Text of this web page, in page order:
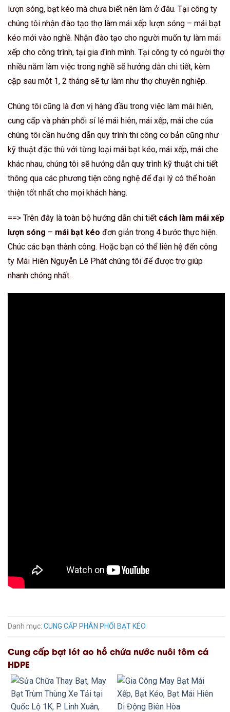
lượn sóng, bạt kéo mà chưa biết nên làm ở đâu. Tại công ty
chúng tôi nhận đào tạo thợ làm mái xếp lượn sóng – mái bạt
kéo mới vào nghề. Nhận đào tạo cho người muốn tự làm mái
xếp cho công trình, tại gia đình mình. Tại công ty có người thợ
nhiều năm làm việc trong nghề sẽ hướng dẫn chi tiết, kèm
cặp sau một 1, 2 tháng sẽ tự làm như thợ chuyên nghiệp.
Chúng tôi cũng là đơn vị hàng đầu trong việc làm mái hiên,
cung cấp và phân phối sỉ lẻ mái hiên, mái xếp, mái che của
chúng tôi cần hướng dẫn quy trình thi công cơ bản cũng như
kỹ thuật đặc thù với từng loại mái bạt kéo, mái xếp, mái che
khác nhau, chúng tôi sẽ hướng dẫn quy trình kỹ thuật chi tiết
thông qua các phương tiện công nghệ để đại lý có thể hoàn
thiện tốt nhất cho mọi khách hàng.
==> Trên đây là toàn bộ hướng dẫn chi tiết cách làm mái xếp
lượn sóng – mái bạt kéo đơn giản trong 4 bước thực hiện.
Chúc các bạn thành công. Hoặc bạn có thể liên hệ đến công
ty Mái Hiên Nguyễn Lê Phát chúng tôi để được trợ giúp
nhanh chóng nhất.
Danh mục: CUNG CẤP PHÂN PHỐI BẠT KÉO
Cung cấp bạt lót ao hồ chứa nước nuôi tôm cá
HDPE